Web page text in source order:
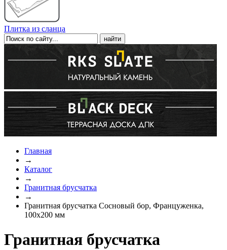
Плитка из сланца
Главная
→
Каталог
→
Гранитная брусчатка
→
Гранитная брусчатка Сосновый бор, Француженка,
100х200 мм
Гранитная брусчатка